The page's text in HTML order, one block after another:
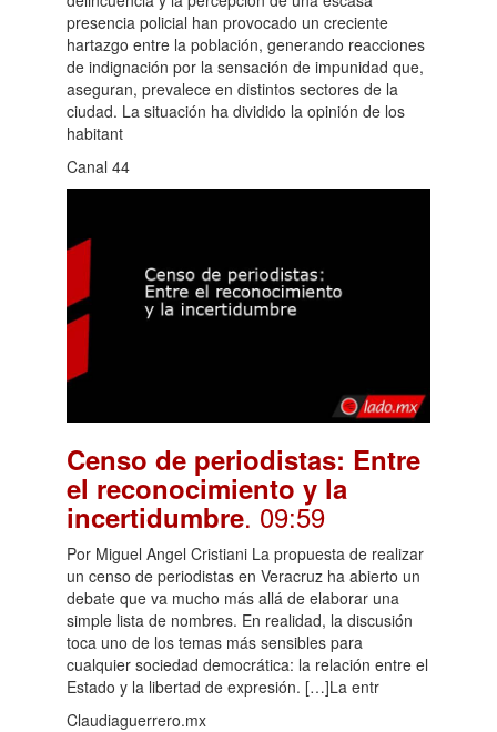
presencia policial han provocado un creciente
hartazgo entre la población, generando reacciones
de indignación por la sensación de impunidad que,
aseguran, prevalece en distintos sectores de la
ciudad. La situación ha dividido la opinión de los
habitant
Canal 44
Censo de periodistas: Entre
el reconocimiento y la
incertidumbre. 09:59
Por Miguel Angel Cristiani La propuesta de realizar
un censo de periodistas en Veracruz ha abierto un
debate que va mucho más allá de elaborar una
simple lista de nombres. En realidad, la discusión
toca uno de los temas más sensibles para
cualquier sociedad democrática: la relación entre el
Estado y la libertad de expresión. […]La entr
Claudiaguerrero.mx